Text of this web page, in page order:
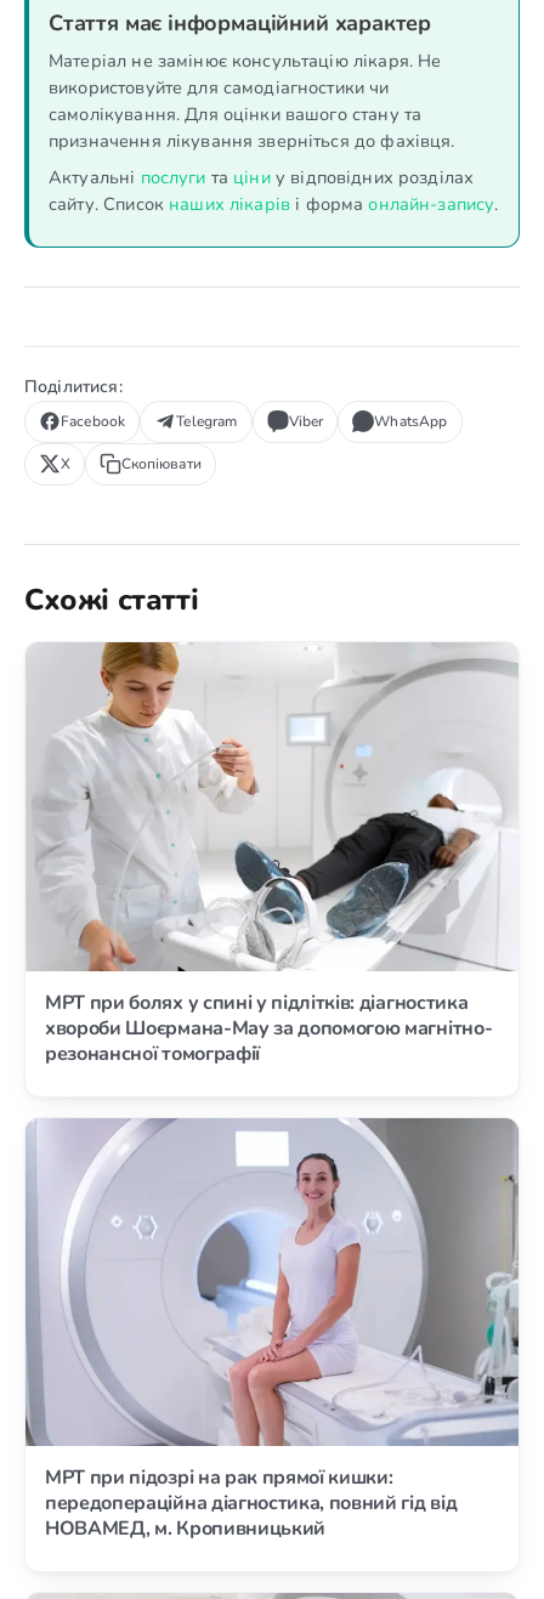
Стаття має інформаційний характер
Матеріал не замінює консультацію лікаря. Не
використовуйте для самодіагностики чи
самолікування. Для оцінки вашого стану та
призначення лікування зверніться до фахівця.
Актуальні послуги та ціниу відповідних розділах
сайту. Список наших лікарів і формаонлайн-запису.
Поділитися:
Facebook Telegram Viber WhatsApp
X Скопіювати
Схожі статті
МРТ при болях у спині у підлітків: діагностика
хвороби Шоєрмана-Мау за допомогою магнітно-
резонансної томографії
МРТ при підозрі на рак прямої кишки:
передопераційна діагностика, повний гід від
НОВАМЕД, м. Кропивницький